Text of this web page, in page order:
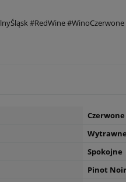
#RedWine
Czerwone
Spokojne
Pinot Noir